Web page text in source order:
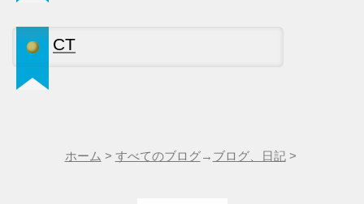
CT
ホーム > すべてのブログ→ ブログ、日記>